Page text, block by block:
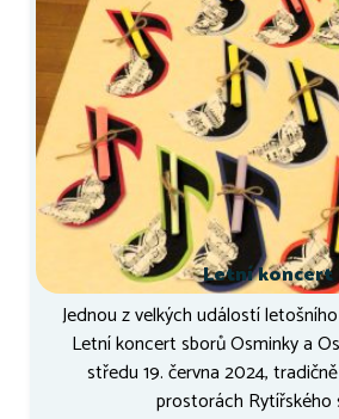
Letní koncert
Jednou z velkých událostí
Letní koncert sborů Osminky a
středu 19. června 2024,
prostorách Rytířského